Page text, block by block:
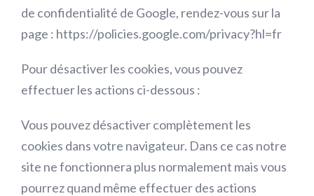
de confidentialité de Google, rendez-vous sur la
page : https://policies.google.com/privacy?hl=fr
Pour désactiver les cookies, vous pouvez
effectuer les actions ci-dessous :
Vous pouvez désactiver complètement les
cookies dans votre navigateur. Dans ce cas notre
site ne fonctionnera plus normalement mais vous
pourrez quand même effectuer des actions